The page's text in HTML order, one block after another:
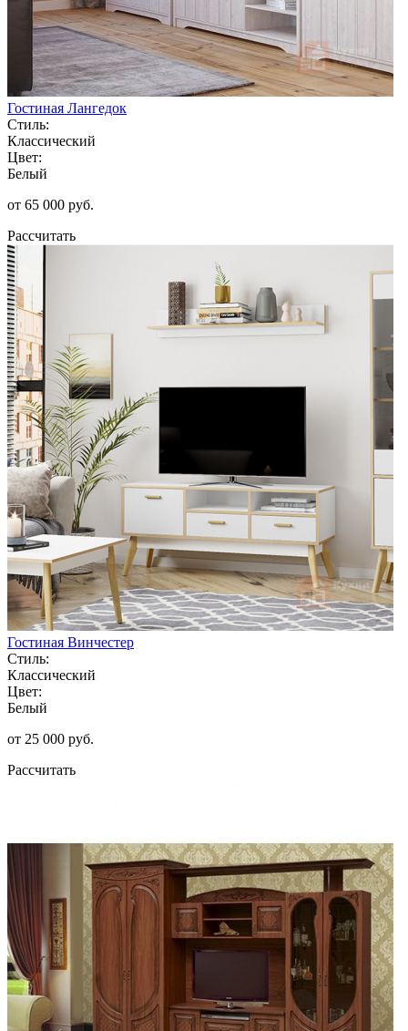
Гостиная Лангедок
Стиль:
Классический
Цвет:
Белый
от 65 000 руб.
Рассчитать
Гостиная Винчестер
Стиль:
Классический
Цвет:
Белый
от 25 000 руб.
Рассчитать